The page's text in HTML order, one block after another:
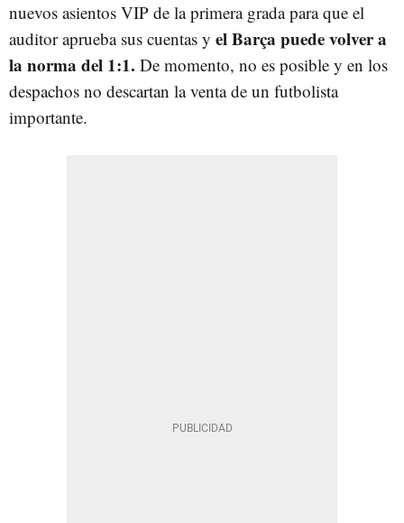
nuevos asientos VIP de la primera grada para que el
auditor aprueba sus cuentas y el Barça puede volver a
la norma del 1:1. De momento, no es posible y en los
despachos no descartan la venta de un futbolista
importante.